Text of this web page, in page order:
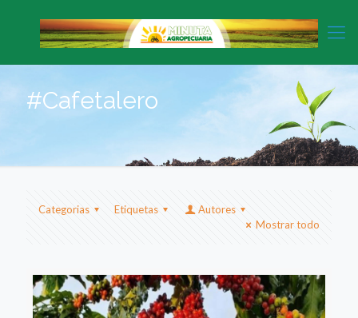
#Cafetalero
Categorias Etiquetas
Autores
Mostrar todo